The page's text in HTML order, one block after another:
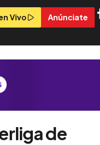
Vivo Anúnciate
de